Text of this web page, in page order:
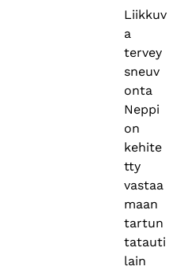
Liikkuv
a
tervey
sneuv
onta
Neppi
on
kehite
tty
vastaa
maan
tartun
tatauti
lain